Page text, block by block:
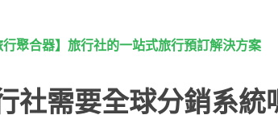
行聚合器】旅行社的一站式旅行預訂解決方案
社需要全球分銷系統